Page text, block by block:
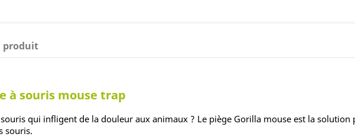
produit
à souris mouse trap
souris qui infligent de la douleur aux animaux ? Le piège Gorilla mouse est la
souris.